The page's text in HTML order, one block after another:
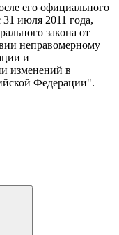
его официального
31 июля 2011 года,
закона от
неправомерному
и
изменений в
Федерации".